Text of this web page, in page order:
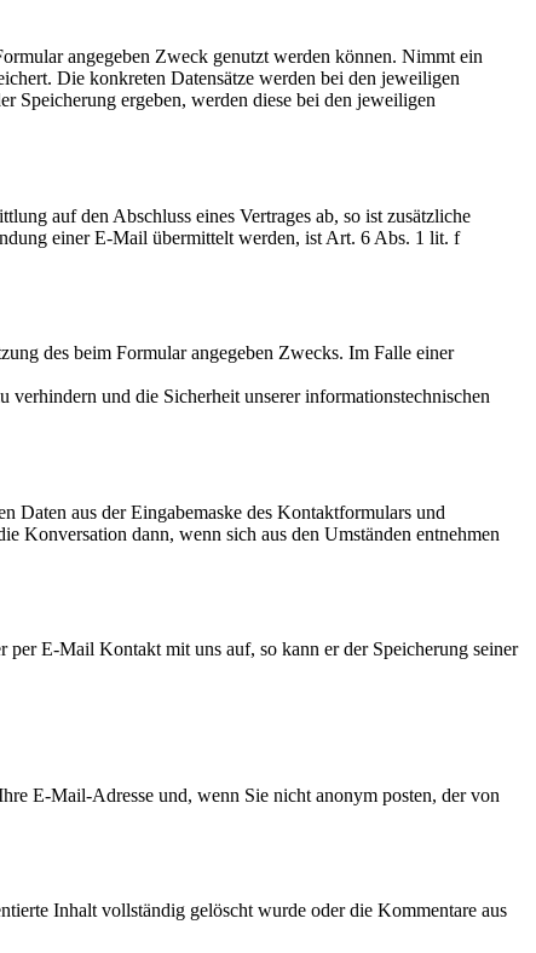
angegeben Zweck genutzt werden können. Nimmt ein
Die konkreten Datensätze werden bei den jeweiligen
Speicherung ergeben, werden diese bei den jeweiligen
auf den Abschluss eines Vertrages ab, so ist zusätzliche
einer E-Mail übermittelt werden, ist Art. 6 Abs. 1 lit. f
des beim Formular angegeben Zwecks. Im Falle einer
verhindern und die Sicherheit unserer informationstechnischen
Daten aus der Eingabemaske des Kontaktformulars und
Konversation dann, wenn sich aus den Umständen entnehmen
E-Mail Kontakt mit uns auf, so kann er der Speicherung seiner
E-Mail-Adresse und, wenn Sie nicht anonym posten, der von
Inhalt vollständig gelöscht wurde oder die Kommentare aus